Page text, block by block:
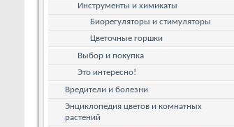
Инструменты и химикаты
Биорегуляторы и стимуляторы
Цветочные горшки
Выбор и покупка
Это интересно!
Вредители и болезни
Энциклопедия цветов и комнатных
растений